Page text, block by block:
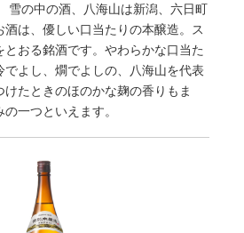
雪の中の酒、八海山は新潟、六日町
酒は、優しい口当たりの本醸造。ス
とおる銘酒です。やわらかな口当た
でよし、燗でよしの、八海山を代表
たときのほのかな麹の香りもま
一つといえます。